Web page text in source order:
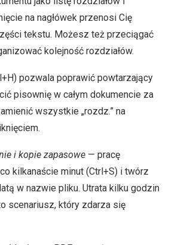
na nagłówek przenosi Cię
tekstu. Możesz też przeciągać
kolejność rozdziałów.
pozwala poprawić powtarzający
pisownię w całym dokumencie za
wszystkie „rozdz.” na
i kopie zapasowe — pracę
kilkanaście minut (Ctrl+S) i twórz
w nazwie pliku. Utrata kilku godzin
scenariusz, który zdarza się